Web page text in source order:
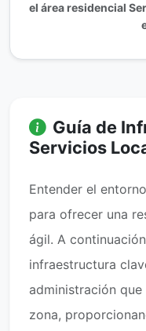
el área residencial
Guía de
Servicios
Entender el
para ofrecer una
ágil. A
infraestructura
administración
zona,